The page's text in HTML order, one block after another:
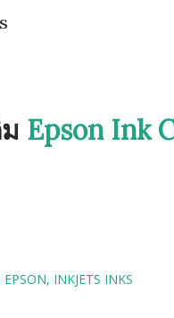
Epson Ink
EPSON INKJETS INKS